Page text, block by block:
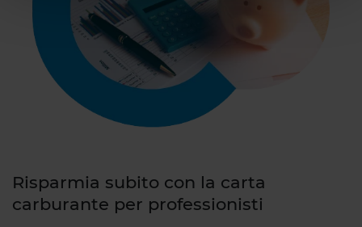
Risparmia subito con la carta
carburante per professionisti